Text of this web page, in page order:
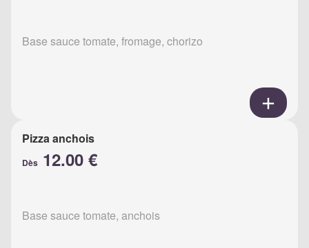
Base sauce tomate, fromage, chorizo
Pizza anchois
Dès 12.00 €
Base sauce tomate, anchois